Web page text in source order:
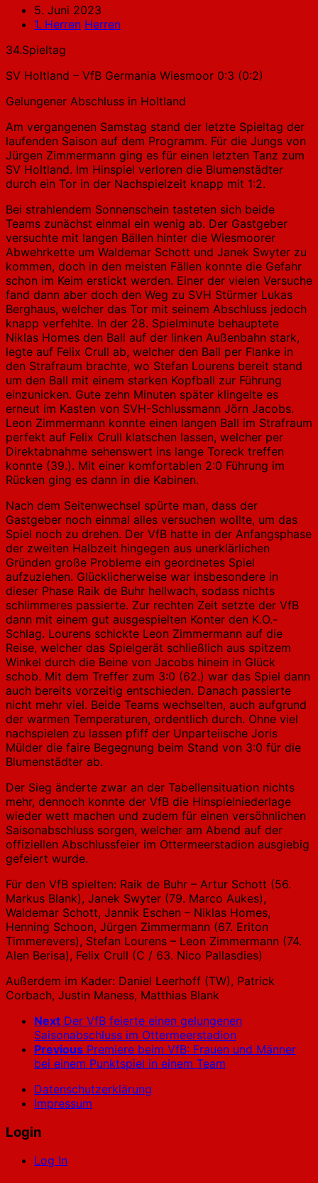
5. Juni 2023
1. Herren Herren
34.Spieltag
SV Holtland – VfB Germania Wiesmoor 0:3 (0:2)
Gelungener Abschluss in Holtland
Am vergangenen Samstag stand der letzte Spieltag der
laufenden Saison auf dem Programm. Für die Jungs von
Jürgen Zimmermann ging es für einen letzten Tanz zum
SV Holtland. Im Hinspiel verloren die Blumenstädter
durch ein Tor in der Nachspielzeit knapp mit 1:2.
Bei strahlendem Sonnenschein tasteten sich beide
Teams zunächst einmal ein wenig ab. Der Gastgeber
versuchte mit langen Bällen hinter die Wiesmoorer
Abwehrkette um Waldemar Schott und Janek Swyter zu
kommen, doch in den meisten Fällen konnte die Gefahr
schon im Keim erstickt werden. Einer der vielen Versuche
fand dann aber doch den Weg zu SVH Stürmer Lukas
Berghaus, welcher das Tor mit seinem Abschluss jedoch
knapp verfehlte. In der 28. Spielminute behauptete
Niklas Homes den Ball auf der linken Außenbahn stark,
legte auf Felix Crull ab, welcher den Ball per Flanke in
den Strafraum brachte, wo Stefan Lourens bereit stand
um den Ball mit einem starken Kopfball zur Führung
einzunicken. Gute zehn Minuten später klingelte es
erneut im Kasten von SVH-Schlussmann Jörn Jacobs.
Leon Zimmermann konnte einen langen Ball im Strafraum
perfekt auf Felix Crull klatschen lassen, welcher per
Direktabnahme sehenswert ins lange Toreck treffen
konnte (39.). Mit einer komfortablen 2:0 Führung im
Rücken ging es dann in die Kabinen.
Nach dem Seitenwechsel spürte man, dass der
Gastgeber noch einmal alles versuchen wollte, um das
Spiel noch zu drehen. Der VfB hatte in der Anfangsphase
der zweiten Halbzeit hingegen aus unerklärlichen
Gründen große Probleme ein geordnetes Spiel
aufzuziehen. Glücklicherweise war insbesondere in
dieser Phase Raik de Buhr hellwach, sodass nichts
schlimmeres passierte. Zur rechten Zeit setzte der VfB
dann mit einem gut ausgespielten Konter den K.O.-
Schlag. Lourens schickte Leon Zimmermann auf die
Reise, welcher das Spielgerät schließlich aus spitzem
Winkel durch die Beine von Jacobs hinein in Glück
schob. Mit dem Treffer zum 3:0 (62.) war das Spiel dann
auch bereits vorzeitig entschieden. Danach passierte
nicht mehr viel. Beide Teams wechselten, auch aufgrund
der warmen Temperaturen, ordentlich durch. Ohne viel
nachspielen zu lassen pfiff der Unparteiische Joris
Mülder die faire Begegnung beim Stand von 3:0 für die
Blumenstädter ab.
Der Sieg änderte zwar an der Tabellensituation nichts
mehr, dennoch konnte der VfB die Hinspielniederlage
wieder wett machen und zudem für einen versöhnlichen
Saisonabschluss sorgen, welcher am Abend auf der
offiziellen Abschlussfeier im Ottermeerstadion ausgiebig
gefeiert wurde.
Für den VfB spielten: Raik de Buhr – Artur Schott (56.
Markus Blank), Janek Swyter (79. Marco Aukes),
Waldemar Schott, Jannik Eschen – Niklas Homes,
Henning Schoon, Jürgen Zimmermann (67. Eriton
Timmerevers), Stefan Lourens – Leon Zimmermann (74.
Alen Berisa), Felix Crull (C / 63. Nico Pallasdies)
Außerdem im Kader: Daniel Leerhoff (TW), Patrick
Corbach, Justin Maness, Matthias Blank
Next Der VfB feierte einen gelungenen
Saisonabschluss im Ottermeerstadion
Previous Premiere beim VfB: Frauen und Männer
bei einem Punktspiel in einem Team
Datenschutzerklärung
Impressum
Login
Log In